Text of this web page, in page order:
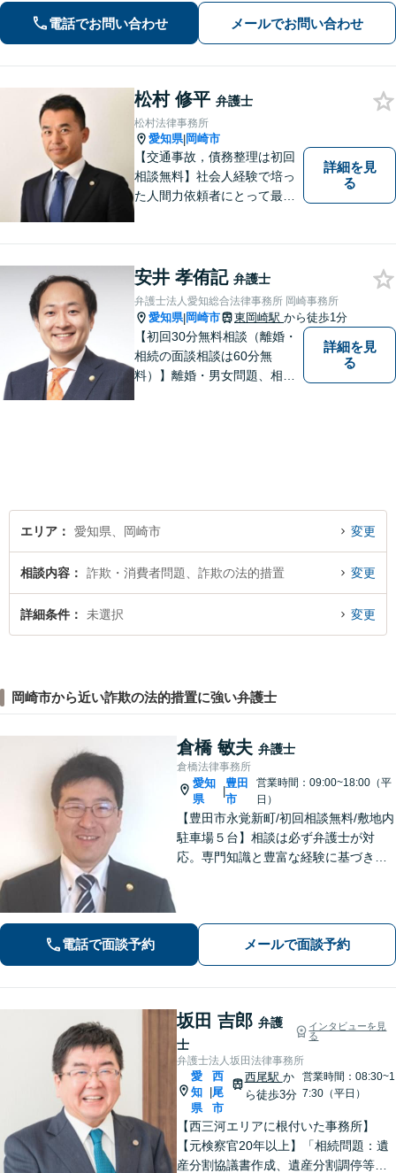
籍】【駐車場２台分あり】
電話でお問い合わせ メールでお問い合わせ
松村 修平 弁護士
松村法律事務所
愛知県|岡崎市
【交通事故，債務整理は初回
相談無料】社会人経験で培っ
た人間力依頼者にとって最大
詳細を見
る
安井 孝侑記 弁護士
弁護士法人愛知総合法律事務所 岡崎事務所
愛知県|岡崎市 東岡崎駅 から徒歩1分
【初回30分無料相談（離婚・
相続の面談相談は60分無
料）】離婚・男女問題、相
詳細を見
る
エリア 愛知県、岡崎市 変更
相談内容 詐欺・消費者問題、詐欺の法的措置 変更
詳細条件 未選択 変更
岡崎市から近い詐欺の法的措置に強い弁護士
倉橋 敏夫 弁護士
倉橋法律事務所
愛知
県
|
豊田
市
営業時間：09:00~18:00（平
日）
【豊田市永覚新町/初回相談無料/敷地内
駐車場５台】相談は必ず弁護士が対
応。専門知識と豊富な経験に基づき、
ります。明確な基準を説明します。
電話で面談予約 メールで面談予約
坂田 吉郎 弁護
士
インタビューを見
る
弁護士法人坂田法律事務所
愛
知
県
西
尾
市
西尾駅 か
ら徒歩3分
営業時間：08:30~1
7:30（平日）
【西三河エリアに根付いた事務所】
【元検察官20年以上】「相続問題：遺
産分割協議書作成、遺産分割調停等を